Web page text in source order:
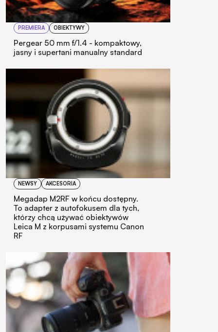
PREMIERA OBIEKTYWY
Pergear 50 mm f/1.4 - kompaktowy,
jasny i supertani manualny standard
NEWSY AKCESORIA
Megadap M2RF w końcu dostępny.
To adapter z autofokusem dla tych,
którzy chcą używać obiektywów
Leica M z korpusami systemu Canon
RF